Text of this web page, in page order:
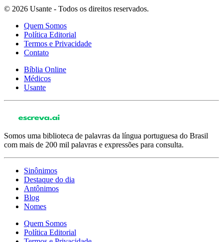
© 2026 Usante - Todos os direitos reservados.
Quem Somos
Política Editorial
Termos e Privacidade
Contato
Bíblia Online
Médicos
Usante
Somos uma biblioteca de palavras da língua portuguesa do Brasil
com mais de 200 mil palavras e expressões para consulta.
Sinônimos
Destaque do dia
Antônimos
Blog
Nomes
Quem Somos
Política Editorial